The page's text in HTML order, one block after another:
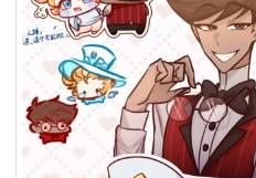
註冊會員
登入